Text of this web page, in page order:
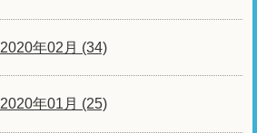
2020年02月 (34)
2020年01月 (25)